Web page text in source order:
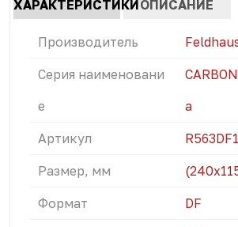
табы
ХАРАКТЕРИСТИКИОПИСАНИЕ
Производитель
Серия наименовани
е
a
Артикул
Размер, мм
Формат DF